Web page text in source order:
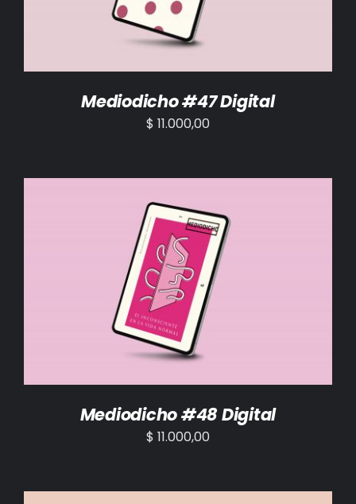
Mediodicho #47 Digital
$ 11.000,00
AÑADIR AL CARRITO /
Mediodicho #48 Digital
$ 11.000,00